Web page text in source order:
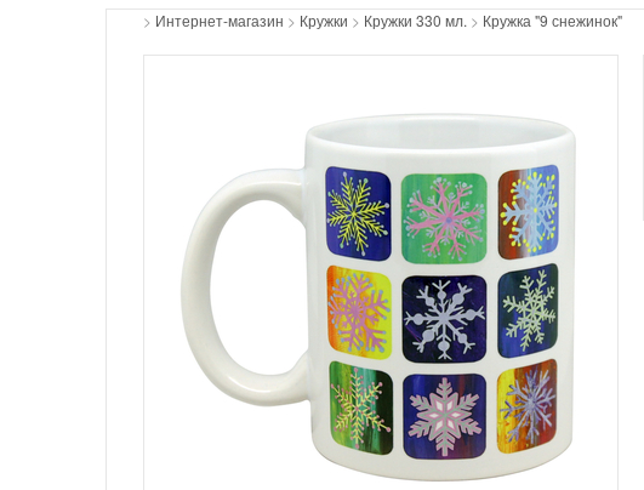
> Интернет-магазин > Кружки > Кружки 330 мл. > Кружка "9 снежинок"